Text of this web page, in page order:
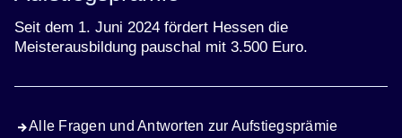
für
Hessen
Seit dem 1. Juni 2024 fördert Hessen die
Meisterausbildung pauschal mit 3.500 Euro.
Alle Fragen und Antworten zur Aufstiegsprämie